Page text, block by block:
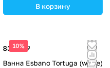
В корзину
10%
83 513 ₽
Ванна Esbano Tortuga (white)